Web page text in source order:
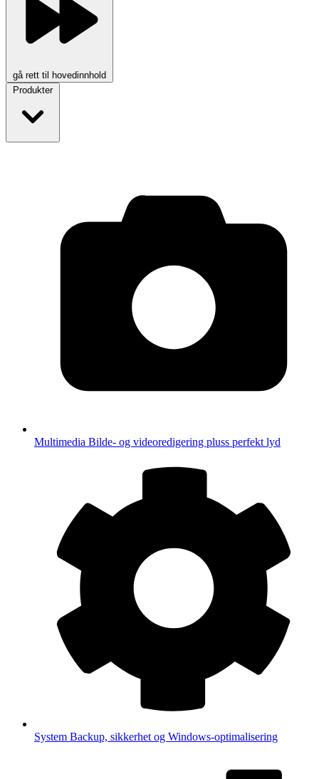
gå rett til hovedinnhold
Produkter
Multimedia Bilde- og videoredigering pluss perfekt lyd
System Backup, sikkerhet og Windows-optimalisering